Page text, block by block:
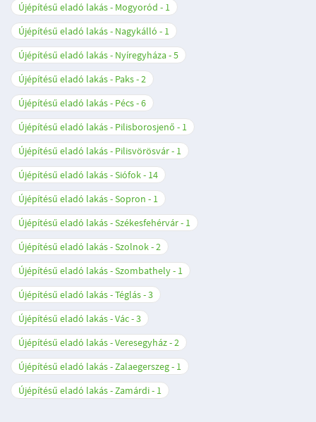
Újépítésű eladó lakás - Mogyoród
1
Újépítésű eladó lakás - Nagykálló
1
Újépítésű eladó lakás - Nyíregyháza 5
Újépítésű eladó lakás - Paks 2
Újépítésű eladó lakás - Pécs 6
Újépítésű eladó lakás - Pilisborosjenő
1
Újépítésű eladó lakás - Pilisvörösvár
1
Újépítésű eladó lakás - Siófok
14
Újépítésű eladó lakás - Sopron
1
Újépítésű eladó lakás - Székesfehérvár
1
Újépítésű eladó lakás - Szolnok 2
Újépítésű eladó lakás - Szombathely
1
Újépítésű eladó lakás - Téglás 3
Újépítésű eladó lakás - Vác 3
Újépítésű eladó lakás - Veresegyház 2
Újépítésű eladó lakás - Zalaegerszeg
1
Újépítésű eladó lakás - Zamárdi
1